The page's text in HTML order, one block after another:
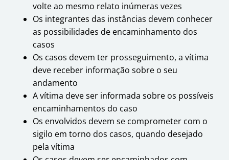
volte ao mesmo relato inúmeras vezes
Os integrantes das instâncias devem conhecer
as possibilidades de encaminhamento dos
casos
Os casos devem ter prosseguimento, a vítima
deve receber informação sobre o seu
andamento
A vítima deve ser informada sobre os possíveis
encaminhamentos do caso
Os envolvidos devem se comprometer com o
sigilo em torno dos casos, quando desejado
pela vítima